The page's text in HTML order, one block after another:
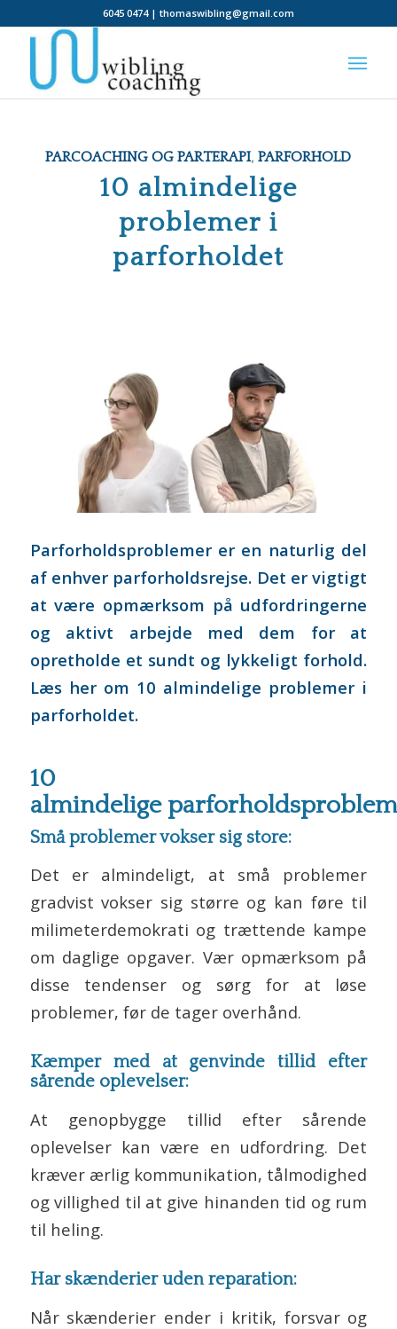
6045 0474 | thomaswibling@gmail.com
PARCOACHING OG PARTERAPI,PARFORHOLD
10 almindelige
problemer i
parforholdet
Parforholdsproblemer er en naturlig del
af enhver parforholdsrejse. Det er vigtigt
at være opmærksom på udfordringerne
og aktivt arbejde med dem for at
opretholde et sundt og lykkeligt forhold.
Læs her om 10 almindelige problemer i
parforholdet.
10
almindelige
Små problemer vokser sig store:
Det er almindeligt, at små problemer
gradvist vokser sig større og kan føre til
milimeterdemokrati og trættende kampe
om daglige opgaver. Vær opmærksom på
disse tendenser og sørg for at løse
problemer, før de tager overhånd.
Kæmper med at genvinde tillid efter
sårende oplevelser:
At genopbygge tillid efter sårende
oplevelser kan være en udfordring. Det
kræver ærlig kommunikation, tålmodighed
og villighed til at give hinanden tid og rum
til heling.
Har skænderier uden reparation:
Når skænderier ender i kritik, forsvar og